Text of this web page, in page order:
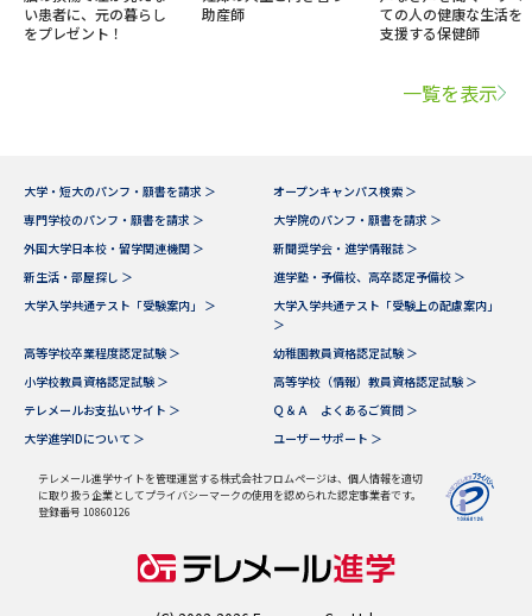
い患者に、元の暮らし
をプレゼント！
助産師
ての人の健康な生活を
支援する保健師
一覧を表示
大学・短大のパンフ・願書を請求 ＞
オープンキャンパス検索 ＞
専門学校のパンフ・願書を請求 ＞
大学院のパンフ・願書を請求 ＞
外国大学日本校・留学関連機関 ＞
新聞奨学会・進学情報誌 ＞
新生活・部屋探し ＞
進学塾・予備校、高卒認定予備校 ＞
大学入学共通テスト「受験案内」 ＞
大学入学共通テスト「受験上の配慮案内」
＞
高等学校卒業程度認定試験 ＞
幼稚園教員資格認定試験 ＞
小学校教員資格認定試験 ＞
高等学校（情報）教員資格認定試験 ＞
テレメールお支払いサイト ＞
Ｑ＆Ａ よくあるご質問 ＞
大学進学IDについて ＞
ユーザーサポート ＞
テレメール進学サイトを管理運営する株式会社フロムページは、個人情報を適切
に取り扱う企業としてプライバシーマークの使用を認められた認定事業者です。
登録番号 10860126